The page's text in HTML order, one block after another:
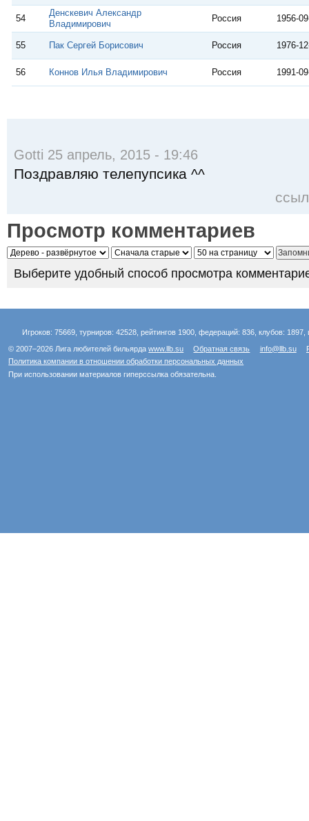
54
Денскевич Александр
Владимирович
Россия 1956-
55 Пак Сергей Борисович Россия 1976-
56 Коннов Илья Владимирович Россия 1991-
Gotti 25 апрель, 2015 - 19:46
Поздравляю телепупсика ^^
Просмотр комментариев
Выберите удобный способ просмотра
Игроков: 75669, турниров: 42528, рейтингов 1900, федераций: 836, клубов:
© 2007–2026 Лига любителей бильярдаwww.llb.su Обратная связь info@llb.su
Политика компании в отношении обработки персональных данных
При использовании материалов гиперссылка обязательна.